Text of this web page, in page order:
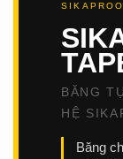
BĂNG
HỆ
Băng